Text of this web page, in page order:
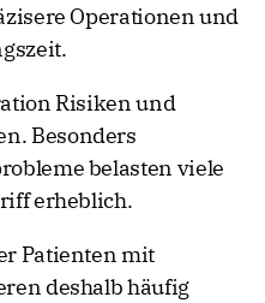
Operationen und
Risiken und
Besonders
belasten viele
erheblich.
Patienten mit
deshalb häufig